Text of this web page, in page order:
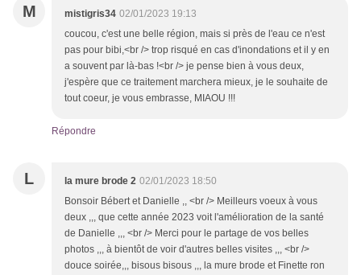
M mistigris34 02/01/2023 19:13
coucou, c'est une belle région, mais si près de l'eau ce n'est
pas pour bibi,<br /> trop risqué en cas d'inondations et il y en
a souvent par là-bas !<br /> je pense bien à vous deux,
j'espère que ce traitement marchera mieux, je le souhaite de
tout coeur, je vous embrasse, MIAOU !!!
Répondre
L la mure brode 2 02/01/2023 18:50
Bonsoir Bébert et Danielle ,, <br /> Meilleurs voeux à vous
deux ,,, que cette année 2023 voit l'amélioration de la santé
de Danielle ,,, <br /> Merci pour le partage de vos belles
photos ,,, à bientôt de voir d'autres belles visites ,,, <br />
douce soirée,,, bisous bisous ,,, la mure brode et Finette ron